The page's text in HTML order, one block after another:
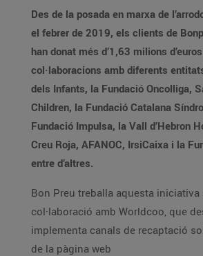
Des de la posada en marxa de
el febrer de 2019, els clients de Bonpreu i Esclat ja
han donat més d’1,63 milions d’euros a través de les
col·laboracions amb diferents entitats com el Casal
dels Infants, la Fundació Oncolliga,
Children, la Fundació Catalana
Fundació Impulsa, la Vall d’Hebron Hospital Campus,
Creu Roja, AFANOC, IrsiCaixa i la Fundació Ared
entre d’altres.
Bon Preu treballa aquesta iniciativa
col·laboració amb Worldcoo, que desenvolupa i
implementa canals de recaptació solidària.
de la pàgina web